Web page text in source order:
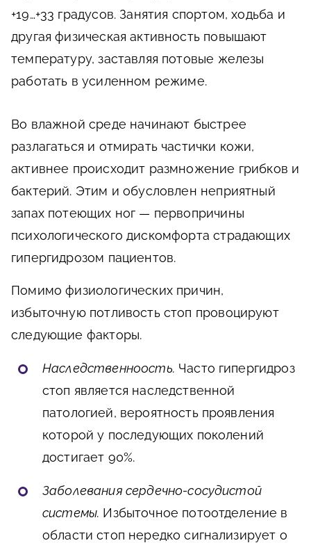
+19…+33 градусов. Занятия спортом, ходьба и
другая физическая активность повышают
температуру, заставляя потовые железы
работать в усиленном режиме.
Во влажной среде начинают быстрее
разлагаться и отмирать частички кожи,
активнее происходит размножение грибков и
бактерий. Этим и обусловлен неприятный
запах потеющих ног — первопричины
психологического дискомфорта страдающих
гипергидрозом пациентов.
Помимо физиологических причин,
избыточную потливость стоп провоцируют
следующие факторы.
Наследственноость. Часто гипергидроз
стоп является наследственной
патологией, вероятность проявления
которой у последующих поколений
достигает 90%.
Заболевания сердечно-сосудистой
системы. Избыточное потоотделение в
области стоп нередко сигнализирует о